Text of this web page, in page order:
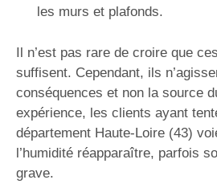
les murs et plafonds.
Il n’est pas rare de croire que
suffisent. Cependant, ils
conséquences et non la source
expérience, les clients ayant
département Haute-Loire (43)
l’humidité réapparaître, parfois
grave.